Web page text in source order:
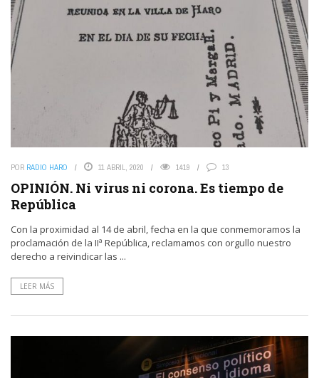
POR RADIO HARO 11 ABRIL, 2020 1419 13
OPINIÓN. Ni virus ni corona. Es tiempo de
República
Con la proximidad al 14 de abril, fecha en la que conmemoramos la
proclamación de la IIª República, reclamamos con orgullo nuestro
derecho a reivindicar las ...
LEER MÁS